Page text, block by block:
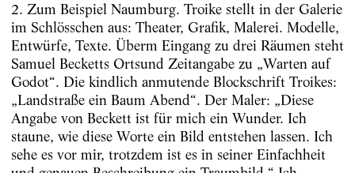
2. Zum Beispiel Naumburg. Troike stellt in der Galerie
im Schlösschen aus: Theater, Grafik, Malerei. Modelle,
Entwürfe, Texte. Überm Eingang zu drei Räumen steht
Samuel Becketts Ortsund Zeitangabe zu „Warten auf
Godot“. Die kindlich anmutende Blockschrift Troikes:
„Landstraße ein Baum Abend“. Der Maler: „Diese
Angabe von Beckett ist für mich ein Wunder. Ich
staune, wie diese Worte ein Bild entstehen lassen. Ich
sehe es vor mir, trotzdem ist es in seiner Einfachheit